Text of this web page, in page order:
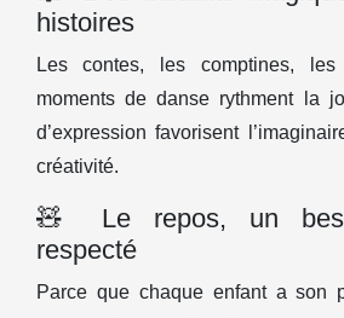
histoires
Les contes, les comptines,
moments de danse rythment la
d’expression favorisent
créativité.
🧸 Le repos, un
respecté
Parce que chaque enfant a son